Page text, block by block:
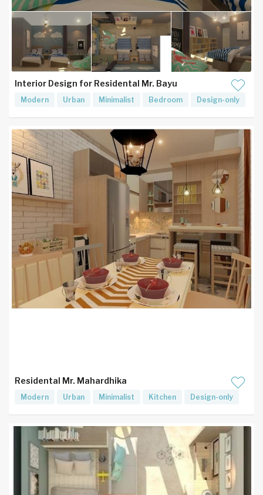
Interior Design for Residental Mr. Bayu
Modern Urban Minimalist Bedroom Design-only
Residental Mr. Mahardhika
Modern Urban Minimalist Kitchen Design-only